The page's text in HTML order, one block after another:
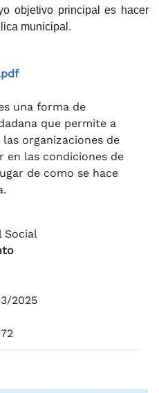
objetivo principal es hacer
municipal.
una forma de
que permite a
organizaciones de
en las condiciones de
de como se hace
Social
2025